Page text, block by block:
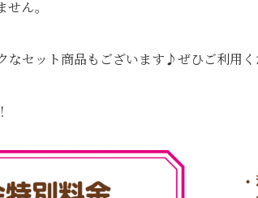
ん。
セット商品もございます♪ぜひご利用く